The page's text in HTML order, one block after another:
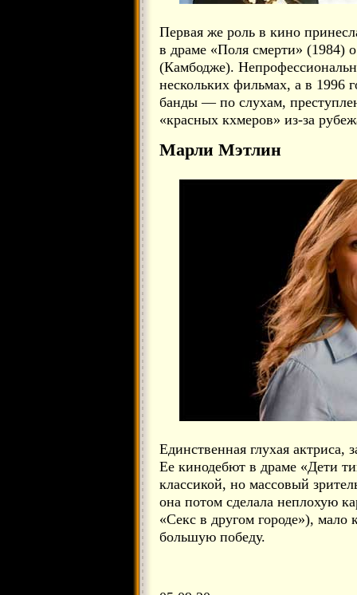
Первая же роль в кино
в драме «Поля смерти» (1984)
(Камбодже).
нескольких фильмах, а в 1996
банды — по слухам,
«красных кхмеров» из-за
Марли Мэтлин
Единственная глухая актриса,
Ее кинодебют в драме «Дети
классикой, но массовый
она потом сделала неплохую
«Секс в другом городе»), мало
большую победу.